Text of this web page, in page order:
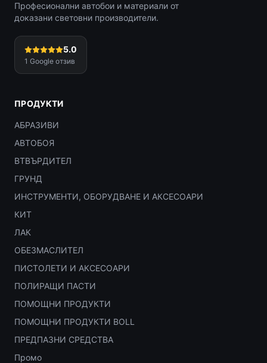
Професионални автобои и материали от
доказани световни производители.
5.0
1 Google отзив
ПРОДУКТИ
АБРАЗИВИ
АВТОБОЯ
ВТВЪРДИТЕЛ
ГРУНД
ИНСТРУМЕНТИ, ОБОРУДВАНЕ И АКСЕСОАРИ
КИТ
ЛАК
ОБЕЗМАСЛИТЕЛ
ПИСТОЛЕТИ И АКСЕСОАРИ
ПОЛИРАЩИ ПАСТИ
ПОМОЩНИ ПРОДУКТИ
ПОМОЩНИ ПРОДУКТИ BOLL
ПРЕДПАЗНИ СРЕДСТВА
Промо